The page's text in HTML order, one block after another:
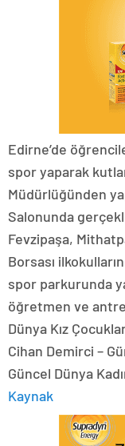
Edirne’de
spor yaparak
Müdürlüğünden
Salonunda
Fevzipaşa,
Borsası
spor parkurunda
öğretmen ve
Dünya Kız
Cihan Demirci –
Güncel Dünya
Kaynak